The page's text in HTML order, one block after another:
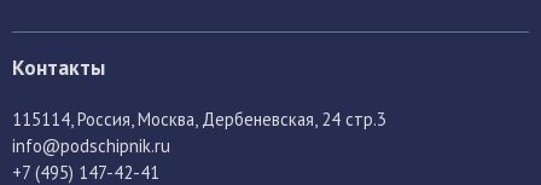
Контакты
115114 , Россия, Москва, Дербеневская, 24 стр.3
info@podschipnik.ru
+7 (495) 147-42-41